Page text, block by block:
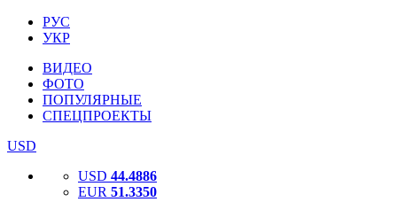
РУС
УКР
ВИДЕО
ФОТО
ПОПУЛЯРНЫЕ
СПЕЦПРОЕКТЫ
USD
USD 44.4886
EUR 51.3350